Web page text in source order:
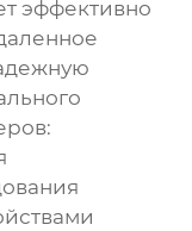
эффективно